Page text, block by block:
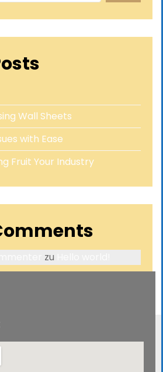
Wall Sheets
with Ease
Fruit Your Industry
zu